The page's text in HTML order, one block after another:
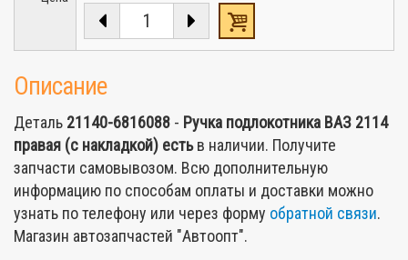
Описание
Деталь 21140-6816088 - Ручка подлокотника ВАЗ 2114
правая (с накладкой) естьв наличии. Получите
запчасти самовывозом. Всю дополнительную
информацию по способам оплаты и доставки можно
узнать по телефону или через форму обратной связи.
Магазин автозапчастей "Автоопт".